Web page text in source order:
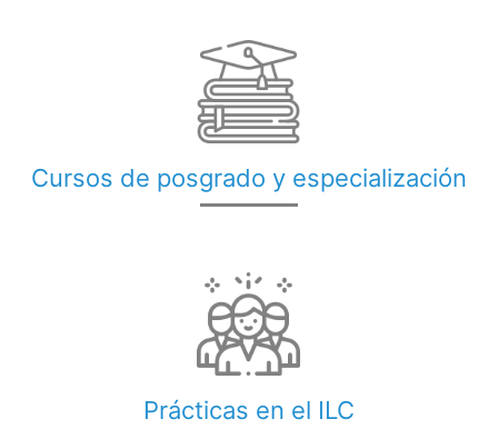
Cursos de posgrado y especialización
Prácticas en el ILC